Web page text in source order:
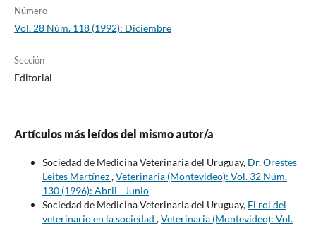
Número
Vol. 28 Núm. 118 (1992): Diciembre
Sección
Editorial
Artículos más leídos del mismo autor/a
Sociedad de Medicina Veterinaria del Uruguay, Dr. Orestes
Leites Martínez,Veterinaria (Montevideo): Vol. 32 Núm.
130 (1996): Abril - Junio
Sociedad de Medicina Veterinaria del Uruguay, El rol del
veterinario en la sociedad ,Veterinaria (Montevideo): Vol.